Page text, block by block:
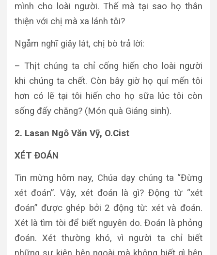
mình cho loài người. Thế mà tại sao họ thân
thiện với chị mà xa lánh tôi?
Ngẫm nghĩ giây lát, chị bò trả lời:
– Thịt chúng ta chỉ cống hiến cho loài người
khi chúng ta chết. Còn bây giờ họ quí mến tôi
hơn có lẽ tại tôi hiến cho họ sữa lúc tôi còn
sống đấy chăng? (Món quà Giáng sinh).
2. Lasan Ngô Văn Vỹ, O.Cist
XÉT ĐOÁN
Tin mừng hôm nay, Chúa dạy chúng ta “Đừng
xét đoán”. Vậy, xét đoán là gì? Động từ “xét
đoán” được ghép bởi 2 động từ: xét và đoán.
Xét là tìm tòi để biết nguyên do. Đoán là phỏng
đoán. Xét thường khó, vì người ta chỉ biết